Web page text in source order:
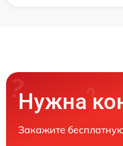
Нужна
Закажите